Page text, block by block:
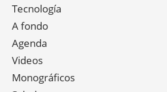
Tecnología
A fondo
Agenda
Videos
Monográficos